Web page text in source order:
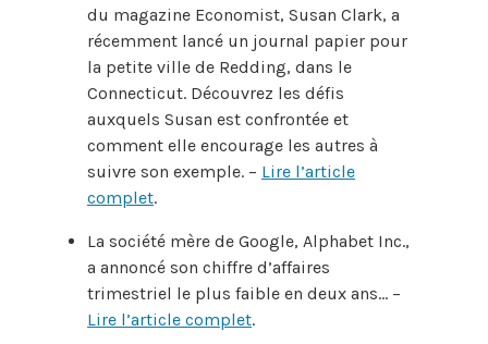
du magazine Economist, Susan Clark, a
récemment lancé un journal papier pour
la petite ville de Redding, dans le
Connecticut. Découvrez les défis
auxquels Susan est confrontée et
comment elle encourage les autres à
suivre son exemple. – Lire l’article
complet.
La société mère de Google, Alphabet Inc.,
a annoncé son chiffre d’affaires
trimestriel le plus faible en deux ans... –
Lire l’article complet.